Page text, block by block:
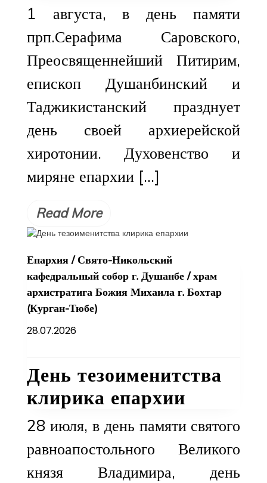
1 августа, в день памяти
прп.Серафима Саровского,
Преосвященнейший Питирим,
епископ Душанбинский и
Таджикистанский празднует
день своей архиерейской
хиротонии. Духовенство и
миряне епархии […]
Read More
Епархия/Свято-Никольский
кафедральный собор г. Душанбе/храм
архистратига Божия Михаила г. Бохтар
(Курган-Тюбе)
28.07.2026
День тезоименитства
клирика епархии
28 июля, в день памяти святого
равноапостольного Великого
князя Владимира, день